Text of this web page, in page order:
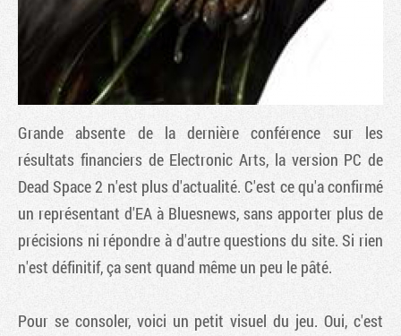
Grande absente de la dernière conférence sur les
résultats financiers de Electronic Arts, la version PC de
Dead Space 2 n'est plus d'actualité. C'est ce qu'a confirmé
un représentant d'EA à Bluesnews, sans apporter plus de
précisions ni répondre à d'autre questions du site. Si rien
n'est définitif, ça sent quand même un peu le pâté.
Pour se consoler, voici un petit visuel du jeu. Oui, c'est